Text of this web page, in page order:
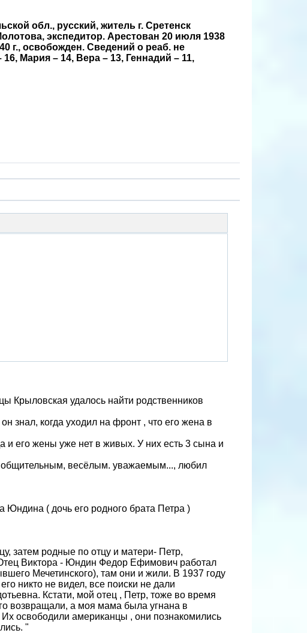
обл., русский, житель г. Сретенск
экспедитор. Арестован 20 июля 1938
г., освобожден. Сведений о реаб. не
Мария – 14, Вера – 13, Геннадий – 11,
Крыловская удалось найти родственников
знал, когда уходил на фронт , что его жена в
и его жены уже нет в живых. У них есть 3 сына и
весёлым. уважаемым..., любил
( дочь его родного брата Петра )
затем родные по отцу и матери- Петр,
Отец Виктора - Юндин Федор Ефимович работал
Мечетинского), там они и жили. В 1937 году
никто не видел, все поиски не дали
Кстати, мой отец , Петр, тоже во время
возвращали, а моя мама была угнана в
освободили американцы , они познакомились
"